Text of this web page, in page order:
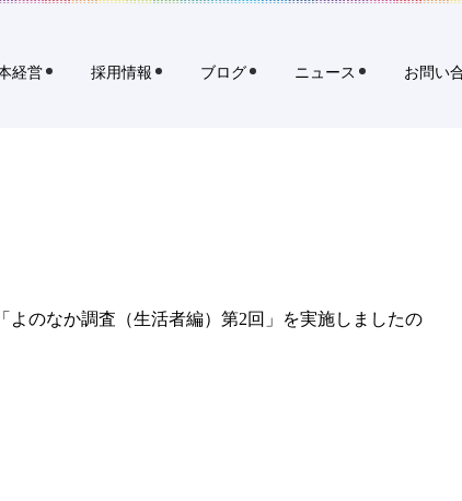
ブ
ー
イ
検
索
経営 採用情報 ブログ ニュース お問い
のなか調査（生活者編）第2回」を実施しましたの